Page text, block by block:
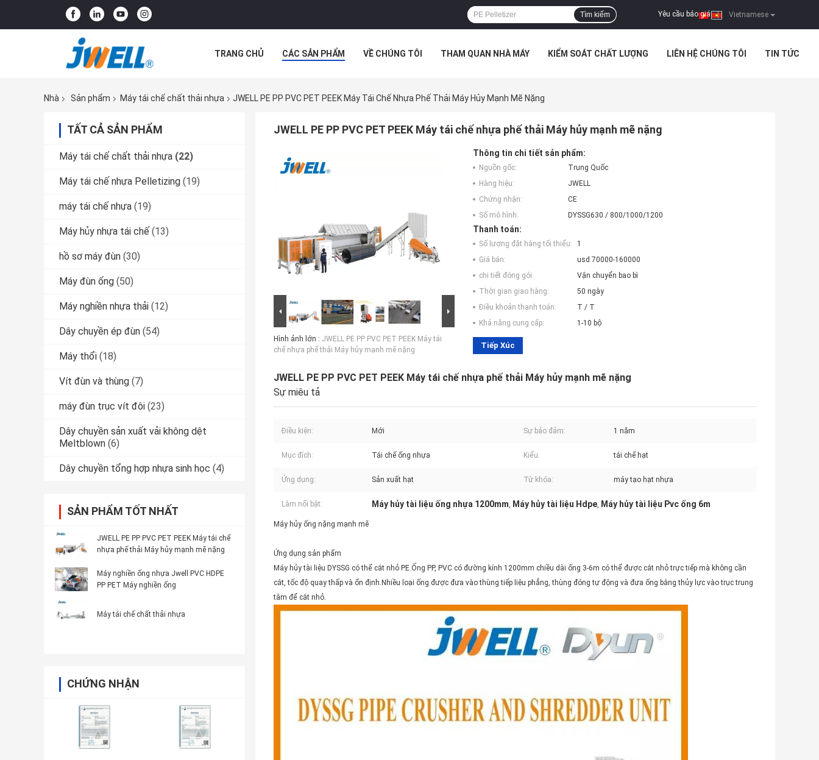
Vietnamese
Yêu cầu báo giá |
Tìm kiếm
TRANG CHỦ CÁC SẢN PHẨM VỀ CHÚNG TÔI THAM QUAN NHÀ MÁY KIỂM SOÁT CHẤT LƯỢNG LIÊN HỆ CHÚNG TÔI TIN TỨC
Nhà
Sản phẩm Máy tái chế chất thải nhựa JWELL PE PP PVC PET PEEK Máy Tái Chế Nhựa Phế Thải Máy Hủy Mạnh Mẽ Nặng
TẤT CẢ SẢN PHẨM
Máy tái chế chất thải nhựa (22)
Máy tái chế nhựa Pelletizing (19)
máy tái chế nhựa (19)
Máy hủy nhựa tái chế (13)
hồ sơ máy đùn (30)
Máy đùn ống (50)
Máy nghiền nhựa thải (12)
Dây chuyền ép đùn (54)
Máy thổi (18)
Vít đùn và thùng (7)
máy đùn trục vít đôi (23)
Dây chuyền sản xuất vải không dệt
Meltblown (6)
Dây chuyền tổng hợp nhựa sinh học (4)
SẢN PHẨM TỐT NHẤT
JWELL PE PP PVC PET PEEK Máy tái chế
nhựa phế thải Máy hủy mạnh mẽ nặng
Máy nghiền ống nhựa Jwell PVC HDPE
PP PET Máy nghiền ống
Máy tái chế chất thải nhựa
CHỨNG NHẬN
JWELL PE PP PVC PET PEEK Máy tái chế nhựa phế thải Máy hủy mạnh mẽ nặng
Hình ảnh lớn : JWELL PE PP PVC PET PEEK Máy tái
chế nhựa phế thải Máy hủy mạnh mẽ nặng
Thông tin chi tiết sản phẩm:
Nguồn gốc:
Trung Quốc
Hàng hiệu:
JWELL
Chứng nhận:
CE
Số mô hình:
DYSSG630 / 800/1000/1200
Thanh toán:
Số lượng đặt hàng tối thiểu:
1
Giá bán:
usd 70000-160000
chi tiết đóng gói:
Vận chuyển bao bì
Thời gian giao hàng:
50 ngày
Điều khoản thanh toán:
T / T
Khả năng cung cấp:
1-10 bộ
Tiếp Xúc
JWELL PE PP PVC PET PEEK Máy tái chế nhựa phế thải Máy hủy mạnh mẽ nặng
Sự miêu tả
Điều kiện: Mới Sự bảo đảm: 1 năm
Mục đích: Tái chế ống nhựa Kiểu: tái chế hạt
Ứng dụng: Sản xuất hạt Từ khóa: máy tạo hạt nhựa
Làm nổi bật: Máy hủy tài liệu ống nhựa 1200mm, Máy hủy tài liệu Hdpe, Máy hủy tài liệu Pvc ống 6m
Máy hủy ống nặng mạnh mẽ
Ứng dụng sản phẩm
Máy hủy tài liệu DYSSG có thể cắt nhỏ PE.Ống PP, PVC có đường kính 1200mm chiều dài ống 3-6m có thể được cắt nhỏ trực tiếp mà không cần
cắt, tốc độ quay thấp và ổn định.Nhiều loại ống được đưa vào thùng tiếp liệu phẳng, thùng đóng tự động và đưa ống bằng thủy lực vào trục trung
tâm để cắt nhỏ.